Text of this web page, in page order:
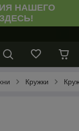
НАШЕГО
Кружки